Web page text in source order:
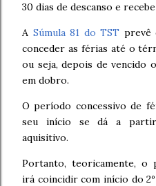
30 dias de descanso e
A Súmula 81 do TST prevê
conceder as férias até o
ou seja, depois de vencido
em dobro.
O período concessivo de
seu início se dá a
aquisitivo.
Portanto, teoricamente, o
irá coincidir com início do